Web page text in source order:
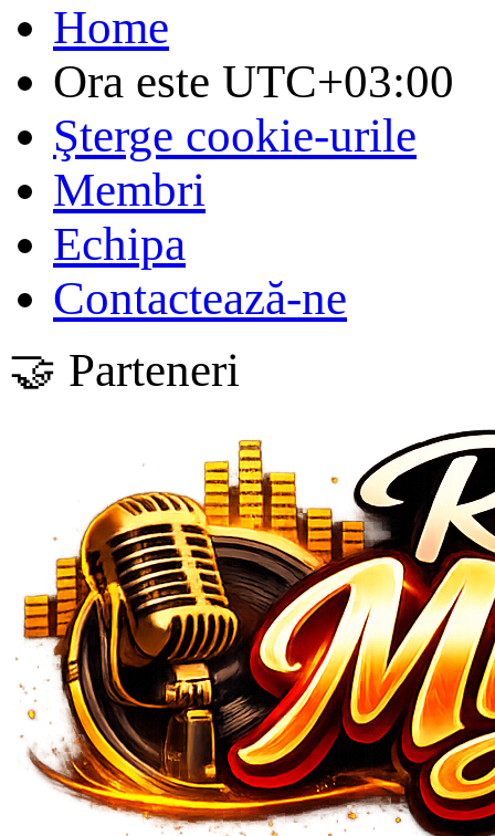
Home
Ora este UTC+03:00
Şterge cookie-urile
Membri
Echipa
Contactează-ne
🤝 Parteneri